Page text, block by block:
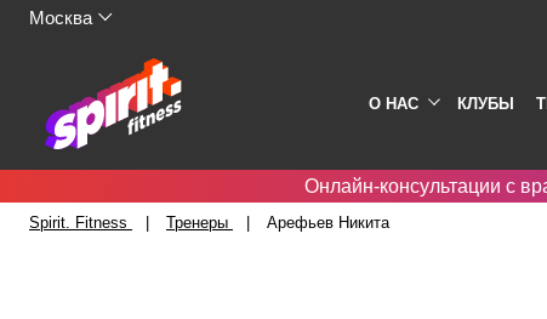
Москва
О НАС КЛУБЫ
Онлайн-консультации с
Spirit. Fitness Тренеры Арефьев Никита